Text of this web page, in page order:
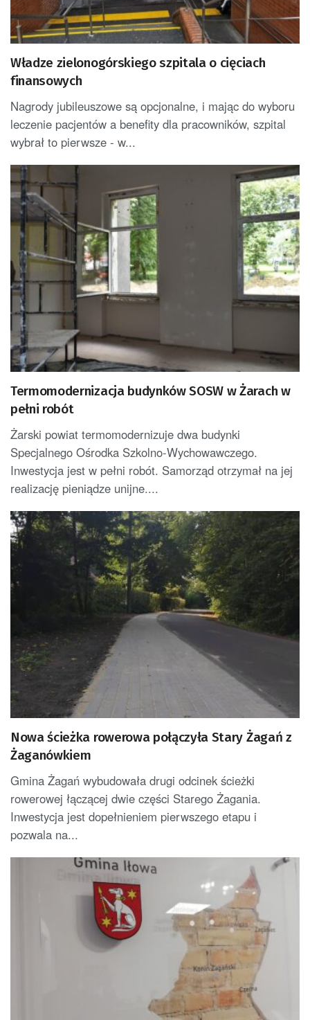
Władze zielonogórskiego szpitala o cięciach
finansowych
Nagrody jubileuszowe są opcjonalne, i mając do wyboru
leczenie pacjentów a benefity dla pracowników, szpital
wybrał to pierwsze - w...
Termomodernizacja budynków SOSW w Żarach w
pełni robót
Żarski powiat termomodernizuje dwa budynki
Specjalnego Ośrodka Szkolno-Wychowawczego.
Inwestycja jest w pełni robót. Samorząd otrzymał na jej
realizację pieniądze unijne....
Nowa ścieżka rowerowa połączyła Stary Żagań z
Żaganówkiem
Gmina Żagań wybudowała drugi odcinek ścieżki
rowerowej łączącej dwie części Starego Żagania.
Inwestycja jest dopełnieniem pierwszego etapu i
pozwala na...